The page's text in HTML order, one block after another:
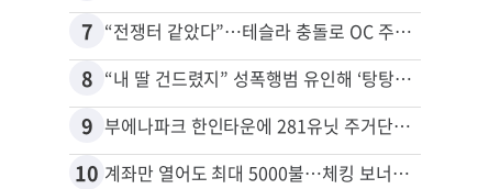
7 “전쟁터 같았다”…테슬라 충돌로 OC 주택 4채 파손
8 “내 딸 건드렸지” 성폭행범 유인해 ‘탕탕’…아빠의 복수 결말
9 부에나파크 한인타운에 281유닛 주거단지 들어선다
10 계좌만 열어도 최대 5000불…체킹 보너스 무한 경쟁